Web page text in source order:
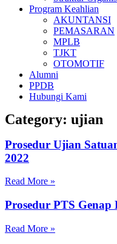
Program Keahlian
AKUNTANSI
PEMASARAN
MPLB
TJKT
OTOMOTIF
Alumni
PPDB
Hubungi Kami
Category: ujian
Prosedur Ujian
2022
Read More »
Prosedur PTS
Read More »